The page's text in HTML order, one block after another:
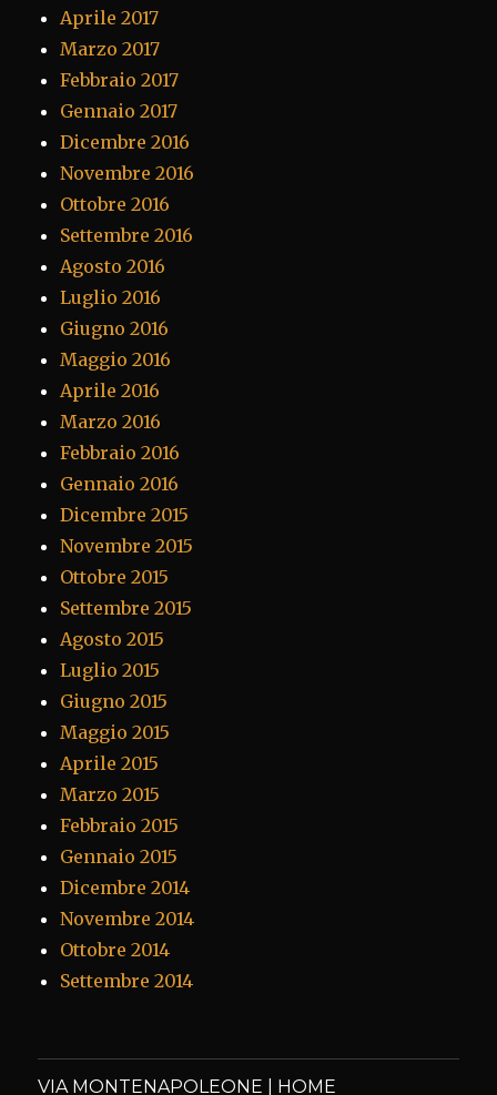
Aprile 2017
Marzo 2017
Febbraio 2017
Gennaio 2017
Dicembre 2016
Novembre 2016
Ottobre 2016
Settembre 2016
Agosto 2016
Luglio 2016
Giugno 2016
Maggio 2016
Aprile 2016
Marzo 2016
Febbraio 2016
Gennaio 2016
Dicembre 2015
Novembre 2015
Ottobre 2015
Settembre 2015
Agosto 2015
Luglio 2015
Giugno 2015
Maggio 2015
Aprile 2015
Marzo 2015
Febbraio 2015
Gennaio 2015
Dicembre 2014
Novembre 2014
Ottobre 2014
Settembre 2014
VIA MONTENAPOLEONE | HOME